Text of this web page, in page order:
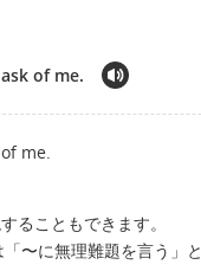
of me.
me.
ることもできます。
〜に無理難題を言う」